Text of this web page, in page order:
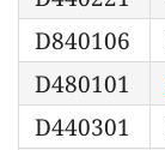
D840106
D480101
D440301